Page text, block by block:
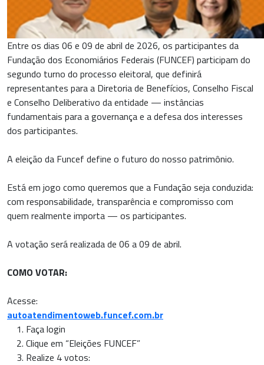
Entre os dias 06 e 09 de abril de 2026, os participantes da
Fundação dos Economiários Federais (FUNCEF) participam do
segundo turno do processo eleitoral, que definirá
representantes para a Diretoria de Benefícios, Conselho Fiscal
e Conselho Deliberativo da entidade — instâncias
fundamentais para a governança e a defesa dos interesses
dos participantes.
A eleição da Funcef define o futuro do nosso patrimônio.
Está em jogo como queremos que a Fundação seja conduzida:
com responsabilidade, transparência e compromisso com
quem realmente importa — os participantes.
A votação será realizada de 06 a 09 de abril.
COMO VOTAR:
Acesse:
autoatendimentoweb.funcef.com.br
Faça login
Clique em “Eleições FUNCEF”
Realize 4 votos: